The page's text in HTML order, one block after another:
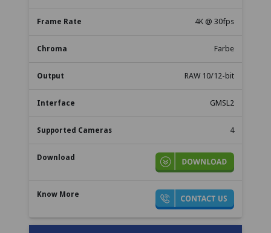
4K @ 30fps
Farbe
RAW 10/12-bit
GMSL2
4